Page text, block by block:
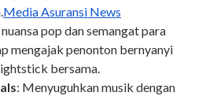
Media Asuransi News
pop dan semangat para
mengajak penonton bernyanyi
bersama.
: Menyuguhkan musik dengan